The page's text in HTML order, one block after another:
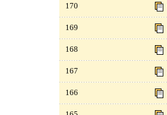
170
169
168
167
166